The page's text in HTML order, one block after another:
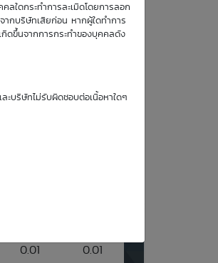
ใดกระทำการละเมิดโดยการลอก
ากบริษัทเสียก่อน หากผู้ใดทำการ
ดขึ้นจากการกระทำของบุคคลดัง
ะบริษัทไม่รับผิดชอบต่อเนื้อหาใดๆ
0.01 0.01